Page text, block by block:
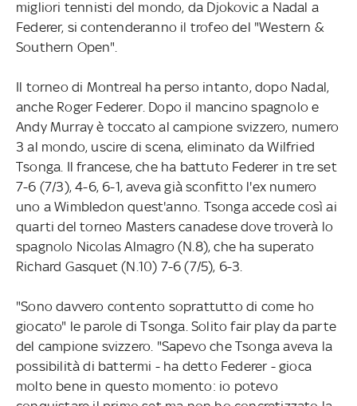
migliori tennisti del mondo, da Djokovic a Nadal a
Federer, si contenderanno il trofeo del "Western &
Southern Open".
Il torneo di Montreal ha perso intanto, dopo Nadal,
anche Roger Federer. Dopo il mancino spagnolo e
Andy Murray è toccato al campione svizzero, numero
3 al mondo, uscire di scena, eliminato da Wilfried
Tsonga. Il francese, che ha battuto Federer in tre set
7-6 (7/3), 4-6, 6-1, aveva già sconfitto l'ex numero
uno a Wimbledon quest'anno. Tsonga accede così ai
quarti del torneo Masters canadese dove troverà lo
spagnolo Nicolas Almagro (N.8), che ha superato
Richard Gasquet (N.10) 7-6 (7/5), 6-3.
"Sono davvero contento soprattutto di come ho
giocato" le parole di Tsonga. Solito fair play da parte
del campione svizzero. "Sapevo che Tsonga aveva la
possibilità di battermi - ha detto Federer - gioca
molto bene in questo momento: io potevo